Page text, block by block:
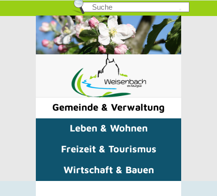
Gemeinde & Verwaltung
Leben & Wohnen
Freizeit & Tourismus
Wirtschaft & Bauen